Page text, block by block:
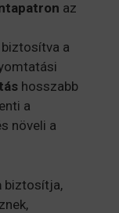
az
a
hosszabb
a
növeli a
biztosítja,